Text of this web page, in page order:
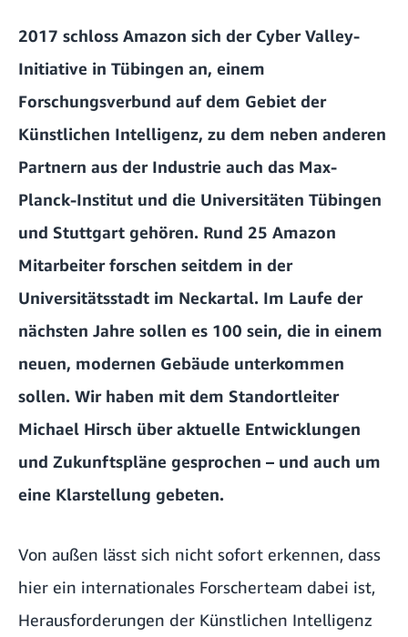
2017 schloss Amazon sich der Cyber Valley-
Initiative in Tübingen an, einem
Forschungsverbund auf dem Gebiet der
Künstlichen Intelligenz, zu dem neben anderen
Partnern aus der Industrie auch das Max-
Planck-Institut und die Universitäten Tübingen
und Stuttgart gehören. Rund 25 Amazon
Mitarbeiter forschen seitdem in der
Universitätsstadt im Neckartal. Im Laufe der
nächsten Jahre sollen es 100 sein, die in einem
neuen, modernen Gebäude unterkommen
sollen. Wir haben mit dem Standortleiter
Michael Hirsch über aktuelle Entwicklungen
und Zukunftspläne gesprochen – und auch um
eine Klarstellung gebeten.
Von außen lässt sich nicht sofort erkennen, dass
hier ein internationales Forscherteam dabei ist,
Herausforderungen der Künstlichen Intelligenz